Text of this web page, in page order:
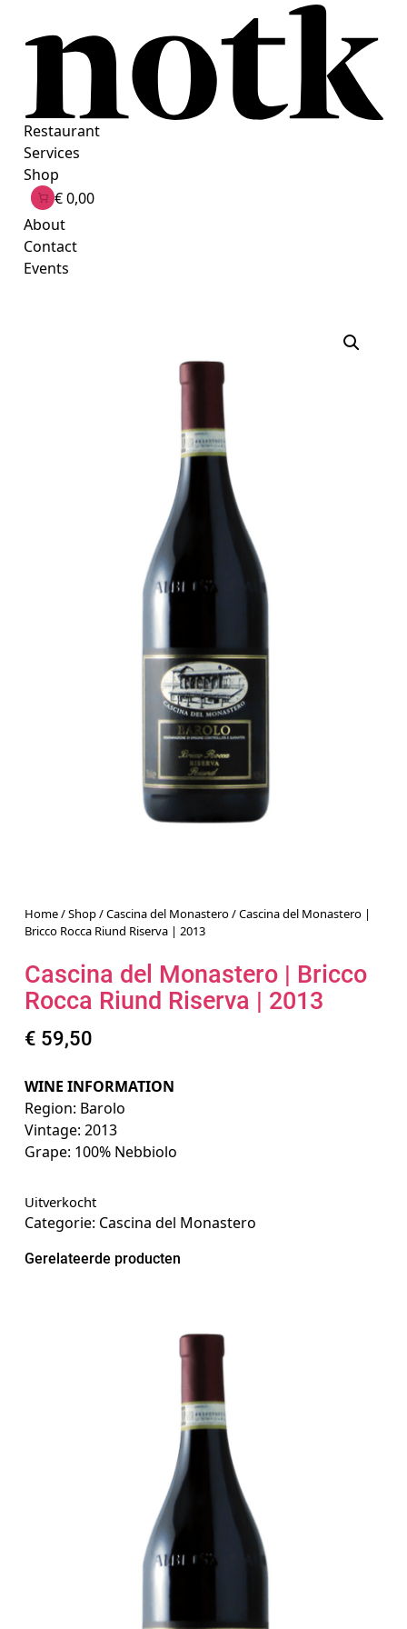
Restaurant
Services
Shop
€ 0,00
About
Contact
Events
Home/Shop/Cascina del Monastero/ Cascina del Monastero |
Bricco Rocca Riund Riserva | 2013
Cascina del Monastero | Bricco
Rocca Riund Riserva | 2013
€ 59,50
WINE INFORMATION
Region: Barolo
Vintage: 2013
Grape: 100% Nebbiolo
Uitverkocht
Categorie: Cascina del Monastero
Gerelateerde producten